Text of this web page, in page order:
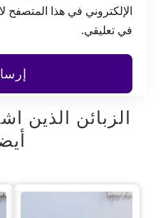
الإلكتروني في هذا المتصفح
في تعليقي.
الزبائن الذين